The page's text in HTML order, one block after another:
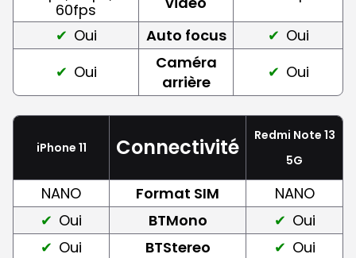
60fps
Oui Auto focus
Oui
Oui
Caméra
arrière
Oui
iPhone 11 Connectivité
Redmi Note 13
5G
NANO Format SIM
NANO
Oui
BTMono
Oui
Oui
BTStereo
Oui